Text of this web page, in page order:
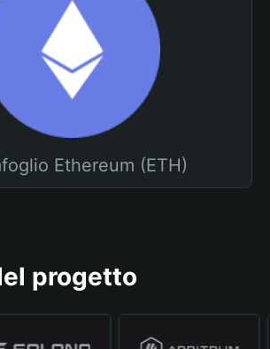
Ethereum (ETH)
progetto